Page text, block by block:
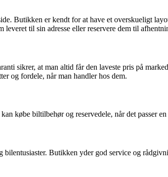
Butikken er kendt for at have et overskueligt
til sin adresse eller reservere dem til
sikrer, at man altid får den laveste pris på
og fordele, når man handler hos dem.
købe biltilbehør og reservedele, når det passer en
Butikken yder god service og